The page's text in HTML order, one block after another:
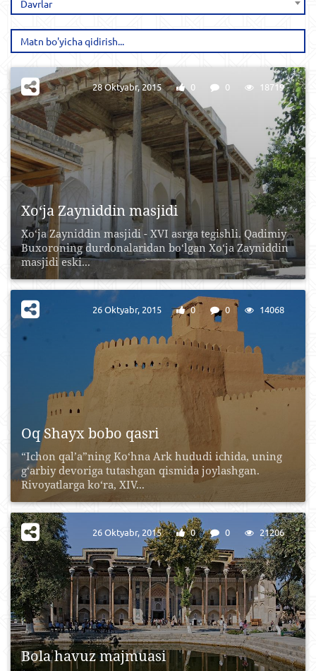
Davrlar
Xo‘ja Zayniddin masjidi
Xo‘ja Zayniddin masjidi - XVI asrga tegishli. Qadimiy
Buxoroning durdonalaridan bo‘lgan Xo‘ja Zayniddin
masjidi eski...
28 Oktyabr, 2015 0 0 18719
Oq Shayx bobo qasri
“Ichon qal’a”ning Ko‘hna Ark hududi ichida, uning
g‘arbiy devoriga tutashgan qismida joylashgan.
Rivoyatlarga ko‘ra, XIV...
26 Oktyabr, 2015 0 0 14068
Bola havuz majmuasi
26 Oktyabr, 2015 0 0 21206